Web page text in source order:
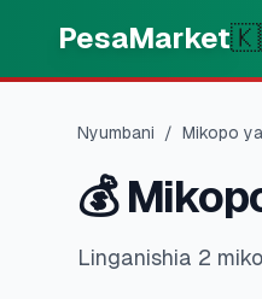
PesaMarket
Nyumbani / Mikopo
💰
Linganishia 2